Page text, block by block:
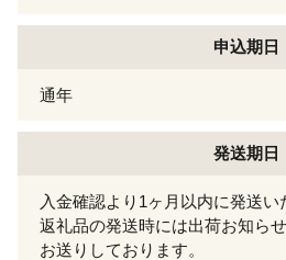
申込期日
通年
発送期日
入金確認より1ヶ月以内に発送い
返礼品の発送時には出荷お知ら
お送りしております。